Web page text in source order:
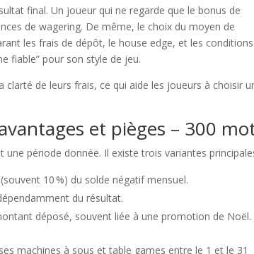
final. Un joueur qui ne regarde que le bonus de
de wagering. De même, le choix du moyen de
les frais de dépôt, le house edge, et les
fiable” pour son style de jeu.
de leurs frais, ce qui aide les joueurs à choisir
et pièges – 300
période donnée. Il existe trois variantes
10 %) du solde négatif mensuel.
du résultat.
déposé, souvent liée à une promotion de Noël.
machines à sous et table games entre le 1 et le 31